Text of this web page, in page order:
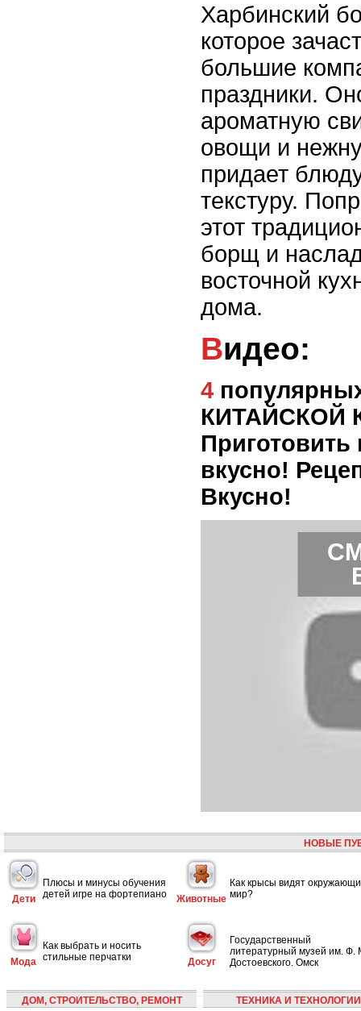
Харбинский
которое
большие
праздники.
ароматную
овощи и
придает
текстуру.
этот
борщ и
восточной
дома.
Видео:
4 популярных БЛЮДА
КИТАЙСКОЙ
Приготовить
вкусно!
Вкусно!
НОВЫЕ
Дети
Плюсы и минусы обучения
детей игре на фортепиано
Животные
Как крысы видят
мир?
Мода
Как выбрать и носить
стильные перчатки
Досуг
Государственный
литературный музей им. Ф.
Достоевского. Омск
ДОМ, СТРОИТЕЛЬСТВО, РЕМОНТ ТЕХНИКА И ТЕХНОЛОГИИ